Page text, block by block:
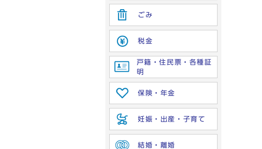
ごみ
税金
戸籍・住民票・各種証
明
保険・年金
妊娠・出産・子育て
結婚・離婚